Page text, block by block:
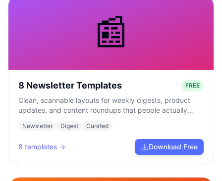
📰
8 Newsletter Templates FREE
Clean, scannable layouts for weekly digests, product
updates, and content roundups that people actually
Newsletter Digest Curated
8 templates → Download Free